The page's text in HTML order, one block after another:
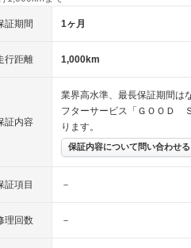
証期間 1ヶ月
行距離 1,000km
証内容
業界高水準、最長保証期間は
フターサービス「ＧＯＯＤ
ります。
保証内容について問い合わせる
証項目 －
理回数 －